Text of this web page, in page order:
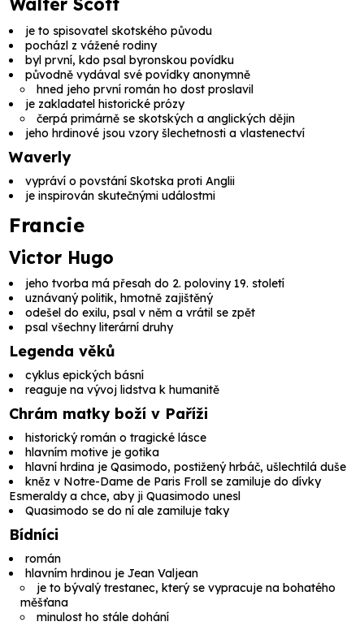
Walter Scott
je to spisovatel skotského původu
pocházl z vážené rodiny
byl první, kdo psal byronskou povídku
původně vydával své povídky anonymně
hned jeho první román ho dost proslavil
je zakladatel historické prózy
čerpá primárně se skotských a anglických dějin
jeho hrdinové jsou vzory šlechetnosti a vlastenectví
Waverly
vypráví o povstání Skotska proti Anglii
je inspirován skutečnými událostmi
Francie
Victor Hugo
jeho tvorba má přesah do 2. poloviny 19. století
uznávaný politik, hmotně zajištěný
odešel do exilu, psal v něm a vrátil se zpět
psal všechny literární druhy
Legenda věků
cyklus epických básní
reaguje na vývoj lidstva k humanitě
Chrám matky boží v Paříži
historický román o tragické lásce
hlavním motive je gotika
hlavní hrdina je Qasimodo, postižený hrbáč, ušlechtilá duše
kněz v Notre-Dame de Paris Froll se zamiluje do dívky
Esmeraldy a chce, aby ji Quasimodo unesl
Quasimodo se do ní ale zamiluje taky
Bídníci
román
hlavním hrdinou je Jean Valjean
je to bývalý trestanec, který se vypracuje na bohatého
měšťana
minulost ho stále dohání